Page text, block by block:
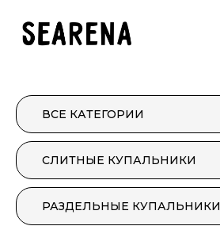
ВСЕ КАТЕГОРИИ
СЛИТНЫЕ КУПАЛЬНИКИ
РАЗДЕЛЬНЫЕ КУПАЛЬНИКИ